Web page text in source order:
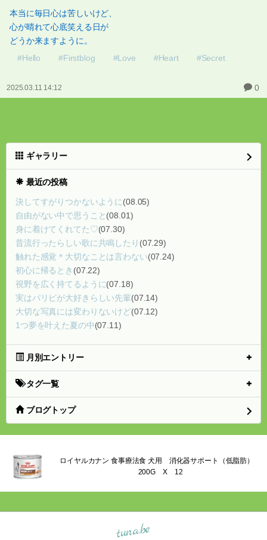
本当に毎日心は苦しいけど、
心が晴れて心底笑える日が
どうか来ますように。
#Hello
#Firstblog #Love #Heart #Secret
2025.03.11 14:12 0
ギャラリー
最近の投稿
決してすがりつかないように(08.05)
自由がない中で思うこと(08.01)
身に着けてくれてた♡(07.30)
昔流行ったらしい歌に共鳴したり (07.29)
触れた感覚＊大切なことは言わない(07.24)
初心に帰るとき (07.22)
視野を広く持てるように(07.18)
実はパリピが大好きらしい先輩(07.14)
大切な写真には変わりないけど(07.12)
1つ夢を叶えた夏の中(07.11)
月別エントリー
タグ一覧
ブログトップ
ロイヤルカナン 食事療法食 犬用 消化器サポート（低脂肪）
200G X 12
tuna.be